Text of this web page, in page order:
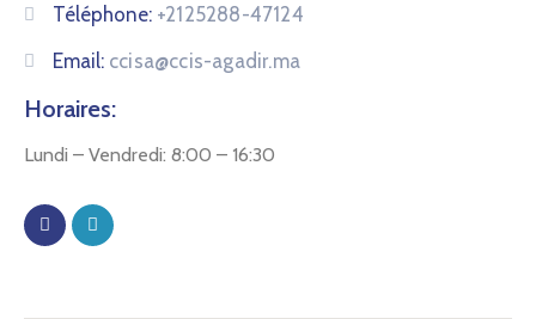
Téléphone: +2125288-47124
Email: ccisa@ccis-agadir.ma
Horaires:
Lundi – Vendredi: 8:00 – 16:30